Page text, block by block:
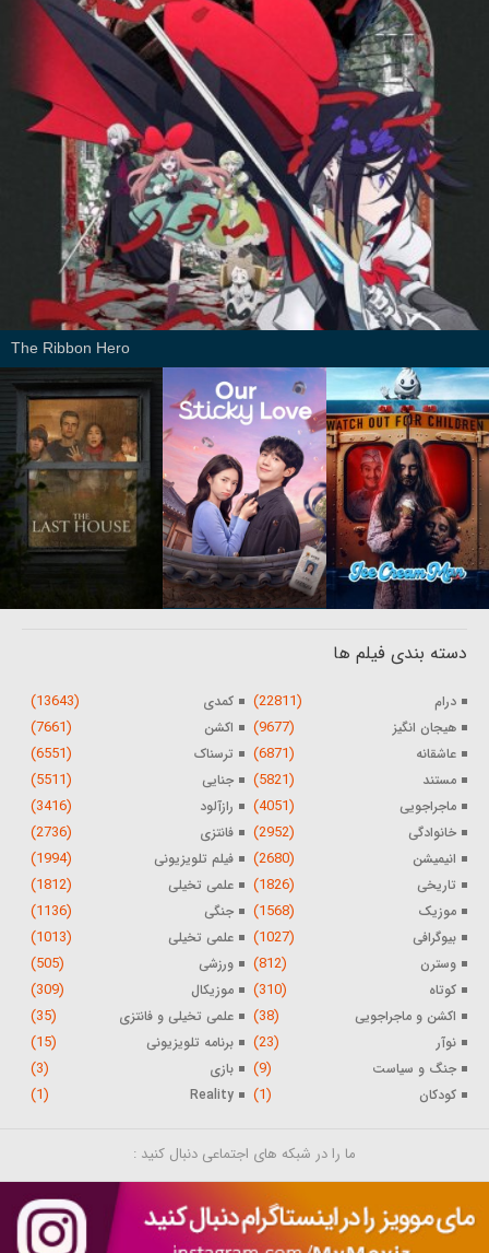
The Ribbon Hero
دسته بندی فیلم ها
درام (22811) کمدی (13643)
هیجان انگیز (9677) اکشن (7661)
عاشقانه (6871) ترسناک (6551)
مستند (5821) جنایی (5511)
ماجراجویی (4051) رازآلود (3416)
خانوادگی (2952) فانتزی (2736)
انیمیشن (2680) فیلم تلویزیونی (1994)
تاریخی (1826) علمی تخیلی (1812)
موزیک (1568) جنگی (1136)
بیوگرافی (1027) علمی تخیلی (1013)
وسترن (812) ورزشی (505)
کوتاه (310) موزیکال (309)
اکشن و ماجراجویی (38) علمی تخیلی و فانتزی (35)
نوآر (23) برنامه تلویزیونی (15)
جنگ و سیاست (9) بازی (3)
کودکان (1)
Reality
(1)
ما را در شبکه های اجتماعی دنبال کنید :